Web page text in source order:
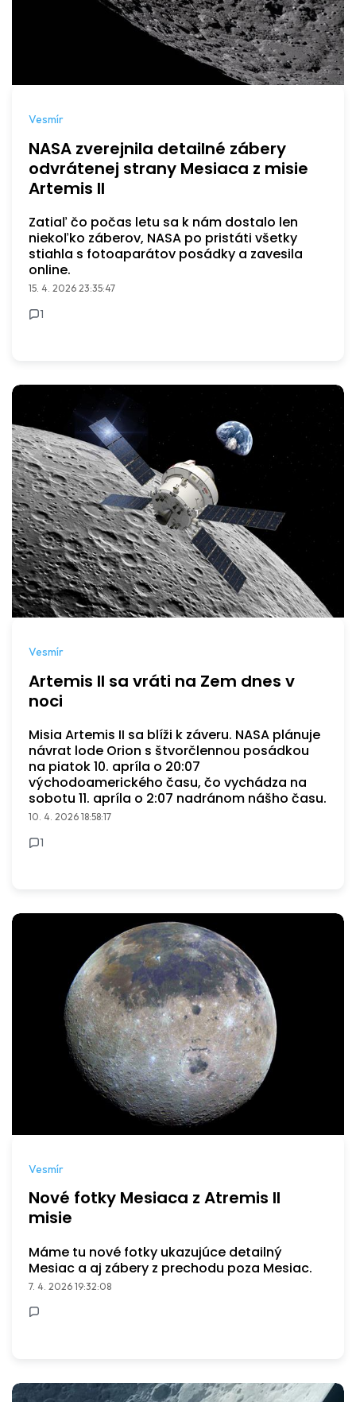
Vesmír
NASA zverejnila detailné zábery
odvrátenej strany Mesiaca z misie
Artemis II
Zatiaľ čo počas letu sa k nám dostalo len
niekoľko záberov, NASA po pristáti všetky
stiahla s fotoaparátov posádky a zavesila
online.
15. 4. 2026 23:35:47
1
Vesmír
Artemis II sa vráti na Zem dnes v
noci
Misia Artemis II sa blíži k záveru. NASA plánuje
návrat lode Orion s štvorčlennou posádkou
na piatok 10. apríla o 20:07
východoamerického času, čo vychádza na
sobotu 11. apríla o 2:07 nadránom nášho času.
10. 4. 2026 18:58:17
1
Vesmír
Nové fotky Mesiaca z Atremis II
misie
Máme tu nové fotky ukazujúce detailný
Mesiac a aj zábery z prechodu poza Mesiac.
7. 4. 2026 19:32:08